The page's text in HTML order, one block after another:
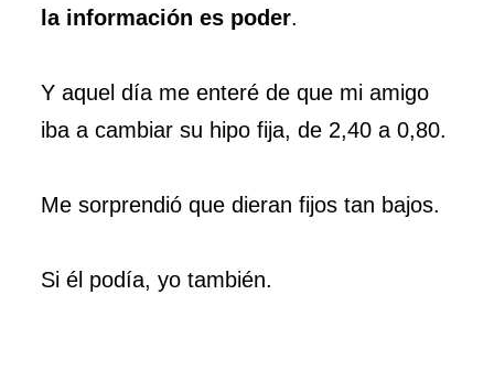
la información es poder.
Y aquel día me enteré de que mi amigo
iba a cambiar su hipo fija, de 2,40 a 0,80.
Me sorprendió que dieran fijos tan bajos.
Si él podía, yo también.